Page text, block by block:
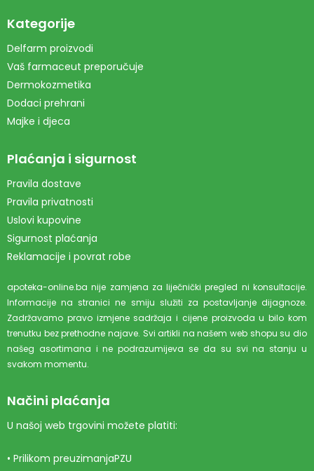
Kategorije
Delfarm proizvodi
Vaš farmaceut preporučuje
Dermokozmetika
Dodaci prehrani
Majke i djeca
Plaćanja i sigurnost
Pravila dostave
Pravila privatnosti
Uslovi kupovine
Sigurnost plaćanja
Reklamacije i povrat robe
apoteka-online.ba nije zamjena za liječnički pregled ni konsultacije.
Informacije na stranici ne smiju služiti za postavljanje dijagnoze.
Zadržavamo pravo izmjene sadržaja i cijene proizvoda u bilo kom
trenutku bez prethodne najave. Svi artikli na našem web shopu su dio
našeg asortimana i ne podrazumijeva se da su svi na stanju u
svakom momentu.
Načini plaćanja
U našoj web trgovini možete platiti:
• Prilikom preuzimanjaPZU